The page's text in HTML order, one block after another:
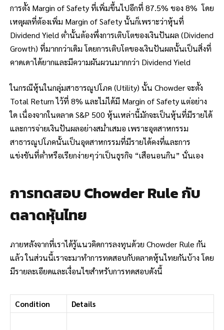
การตั้ง Margin of Safety ที่เพิ่มขึ้นไปอีกที่ 87.5% ของ 8% โดย
เหตุผลที่ต้องเพิ่ม Margin of Safety นั้นก็เพราะว่าหุ้นที่
Dividend Yield ต่ำนั้นต้องพึ่งการเติบโตของเงินปันผล (Dividend
Growth) ที่มากกว่าเดิม โดยการเติบโตของเงินปันผลนั้นเป็นสิ่งที่
คาดเดาได้ยากและมีความผันผวนมากกว่า Dividend Yield
ในกรณีหุ้นในกลุ่มสาธารณูปโภค (Utility) นั้น Chowder จะตั้ง
Total Return ไว้ที่ 8% และไม่ได้มี Margin of Safety แต่อย่าง
ใด เนื่องจากในตลาด S&P 500 หุ้นเหล่านี้มักจะเป็นหุ้นที่มีรายได้
และการจ่ายเงินปันผลอย่างสม่ำเสมอ เพราะอุตสาหกรรม
สาธารณูปโภคนั้นเป็นอุตสาหกรรมที่มีรายได้คงที่และการ
แข่งขันที่ต่ำหรือเรียกง่ายๆว่าเป็นธุรกิจ “เสือนอนกิน” นั่นเอง
การทดสอบ Chowder Rule กับ
ตลาดหุ้นไทย
ภายหลังจากที่เราได้รู้แนวคิดการลงทุนด้วย Chowder Rule กัน
แล้ว ในส่วนนี้เราจะมาทำการทดสอบกับตลาดหุ้นไทยกันบ้าง โดย
มีรายละเอียดและเงื่อนไขสำหรับการทดสอบดังนี้
Condition Details